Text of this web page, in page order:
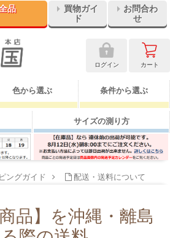
品
買物ガイ
ド
お問合わ
せ
ログイン カート
色から選ぶ 条件から選ぶ
サイズの測り方
ングガイド 配送・送料について
品】を沖縄・離島